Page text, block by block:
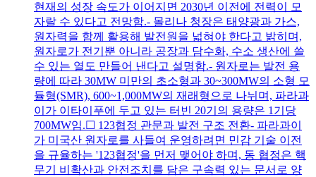
현재의 성장 속도가 이어지면 2030년 이전에 전력이 모
자랄 수 있다고 전망함.- 몰리나 청장은 태양광과 가스,
원자력을 함께 활용해 발전원을 넓혀야 한다고 밝히며,
원자로가 전기뿐 아니라 공장과 담수화, 수소 생산에 쓸
수 있는 열도 만들어 낸다고 설명함.- 원자로는 발전 용
량에 따라 30MW 미만의 초소형과 30~300MW의 소형 모
듈형(SMR), 600~1,000MW의 재래형으로 나뉘며, 파라과
이가 이타이푸에 두고 있는 터빈 20기의 용량은 1기당
700MW임.☐ 123협정 관문과 발전 구조 전환- 파라과이
가 미국산 원자로를 사들여 운영하려면 민감 기술 이전
을 규율하는 '123협정'을 먼저 맺어야 하며, 동 협정은 핵
무기 비확산과 안전조치를 담은 구속력 있는 문서로 양